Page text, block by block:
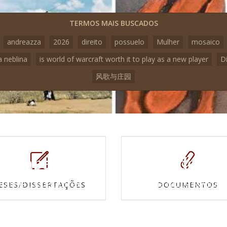
TERMOS MAIS BUSCADOS
andreazza
2026 direito possuelo Mulher
mosaico
neblina
is world of warcraft worth it to play as a new player
风歌与庄园
DISSERTAÇÕES DOCUMENTOS
Mapas e
topográficas
Vídeos
Veja todos os vídeos